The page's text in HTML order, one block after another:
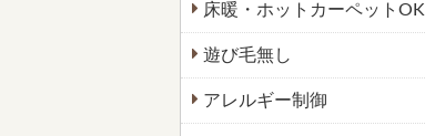
床暖・ホットカーペットOK
遊び毛無し
アレルギー制御